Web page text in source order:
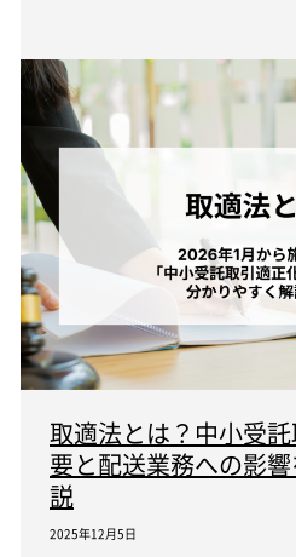
取適法とは？中小受
要と配送業務への影
説
2025年12月5日